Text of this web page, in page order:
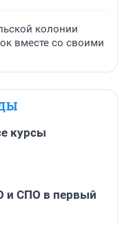
колонии
вместе со своими
курсы
и СПО в первый